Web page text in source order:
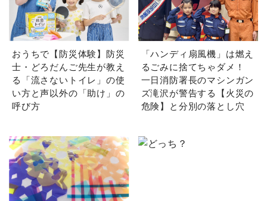
おうちで【防災体験】防災
士・どろだんご先生が教え
る「流さないトイレ」の使
い方と声以外の「助け」の
呼び方
「ハンディ扇風機」は燃え
るごみに捨てちゃダメ！
一日消防署長のマシンガン
ズ滝沢が警告する【火災の
危険】と分別の落とし穴